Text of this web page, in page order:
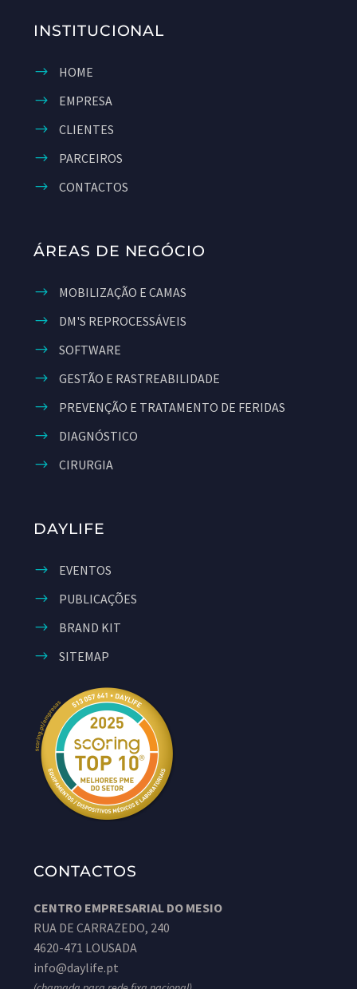
INSTITUCIONAL
HOME
EMPRESA
CLIENTES
PARCEIROS
CONTACTOS
ÁREAS DE NEGÓCIO
MOBILIZAÇÃO E CAMAS
DM'S REPROCESSÁVEIS
SOFTWARE
GESTÃO E RASTREABILIDADE
PREVENÇÃO E TRATAMENTO DE FERIDAS
DIAGNÓSTICO
CIRURGIA
DAYLIFE
EVENTOS
PUBLICAÇÕES
BRAND KIT
SITEMAP
CONTACTOS
CENTRO EMPRESARIAL DO MESIO
RUA DE CARRAZEDO, 240
4620-471 LOUSADA
info@daylife.pt